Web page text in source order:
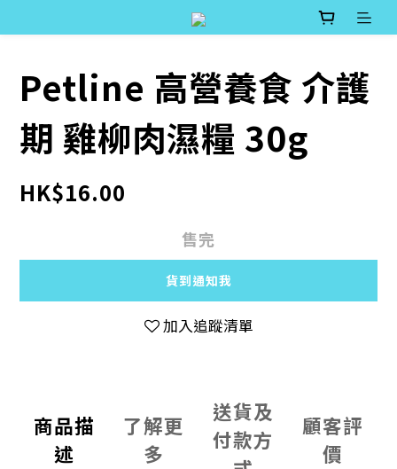
Petline 高營養食 介護
期 雞柳肉濕糧 30g
HK$16.00
售完
貨到通知我
加入追蹤清單
商品描
述
了解更
多
送貨及
付款方
顧客評
價